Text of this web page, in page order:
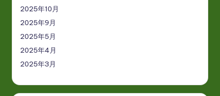
2025年10月
2025年9月
2025年5月
2025年4月
2025年3月